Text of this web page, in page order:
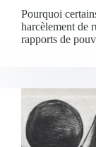
Pourquoi
harcèlement de
rapports de